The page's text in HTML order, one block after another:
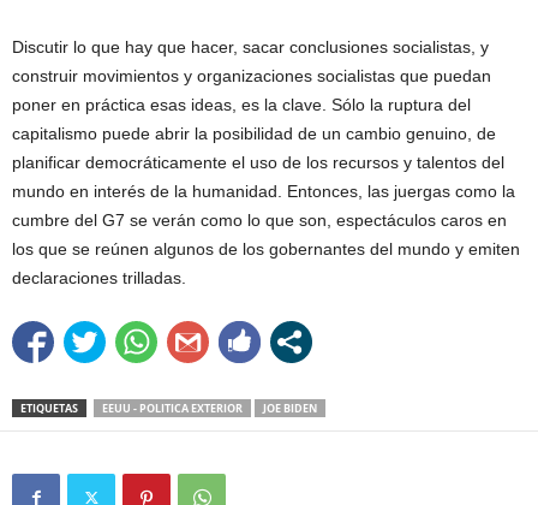
Discutir lo que hay que hacer, sacar conclusiones socialistas, y
construir movimientos y organizaciones socialistas que puedan
poner en práctica esas ideas, es la clave. Sólo la ruptura del
capitalismo puede abrir la posibilidad de un cambio genuino, de
planificar democráticamente el uso de los recursos y talentos del
mundo en interés de la humanidad. Entonces, las juergas como la
cumbre del G7 se verán como lo que son, espectáculos caros en
los que se reúnen algunos de los gobernantes del mundo y emiten
declaraciones trilladas.
ETIQUETAS EEUU - POLITICA EXTERIOR JOE BIDEN